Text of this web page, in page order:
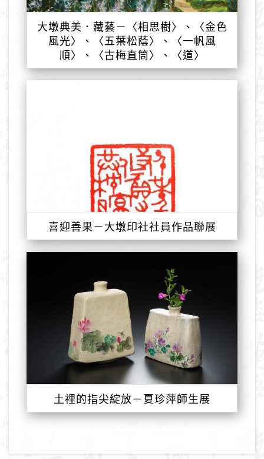
大墩典美．藏藝－〈相思樹〉、〈金色
風光〉、〈五葉松蔭〉、〈一帆風
順〉、〈古梅直筒〉、〈道〉
喜迎善果－大墩印社社員作品聯展
土𥚃的指尖綻放－夏珍萍師生展